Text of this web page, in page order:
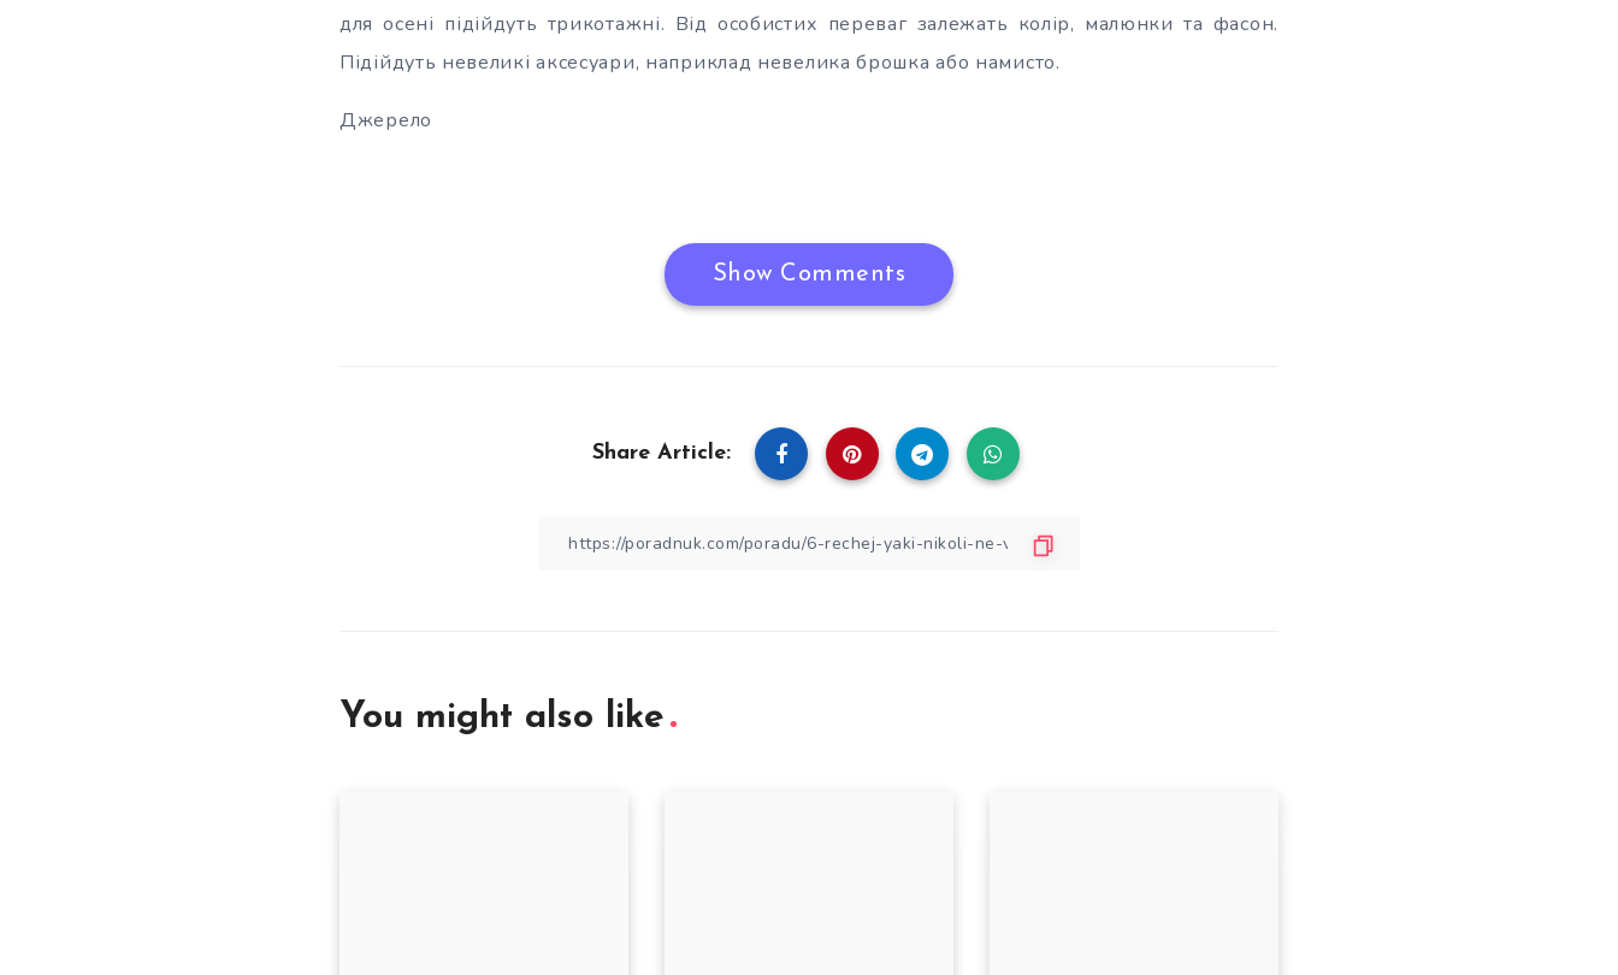
для осені підійдуть трикотажні. Від особистих переваг залежать колір, малюнки та фасон.
Підійдуть невеликі аксесуари, наприклад невелика брошка або намисто.
Джерело
Show Comments
Share Article:
You might also like